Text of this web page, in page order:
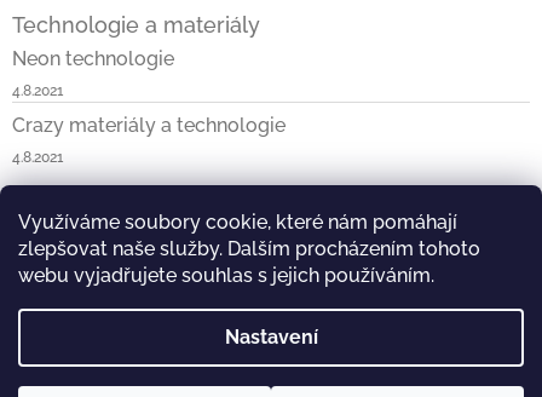
Využíváme soubory cookie, které nám pomáhají
zlepšovat naše služby. Dalším procházením tohoto
webu vyjadřujete souhlas s jejich používáním.
Nastavení
Technologie a materiály
Neon technologie
4.8.2021
Crazy materiály a technologie
4.8.2021
Napište nám Neon v ČR a SK
Blossom v ČR a SK
Kask & KOO v ČR a SK
Crazy v ČR a SK Vist v ČR